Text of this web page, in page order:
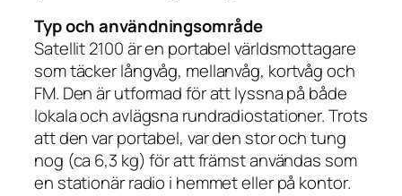
Typ och användningsområde
Satellit 2100 är en portabel världsmottagare
som täcker långvåg, mellanvåg, kortvåg och
FM. Den är utformad för att lyssna på både
lokala och avlägsna rundradiostationer. Trots
att den var portabel, var den stor och tung
nog (ca 6,3 kg) för att främst användas som
en stationär radio i hemmet eller på kontor.